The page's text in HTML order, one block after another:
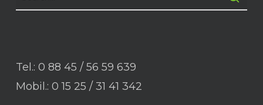
Tel.: 0 88 45 / 56 59 639
Mobil.: 0 15 25 / 31 41 342